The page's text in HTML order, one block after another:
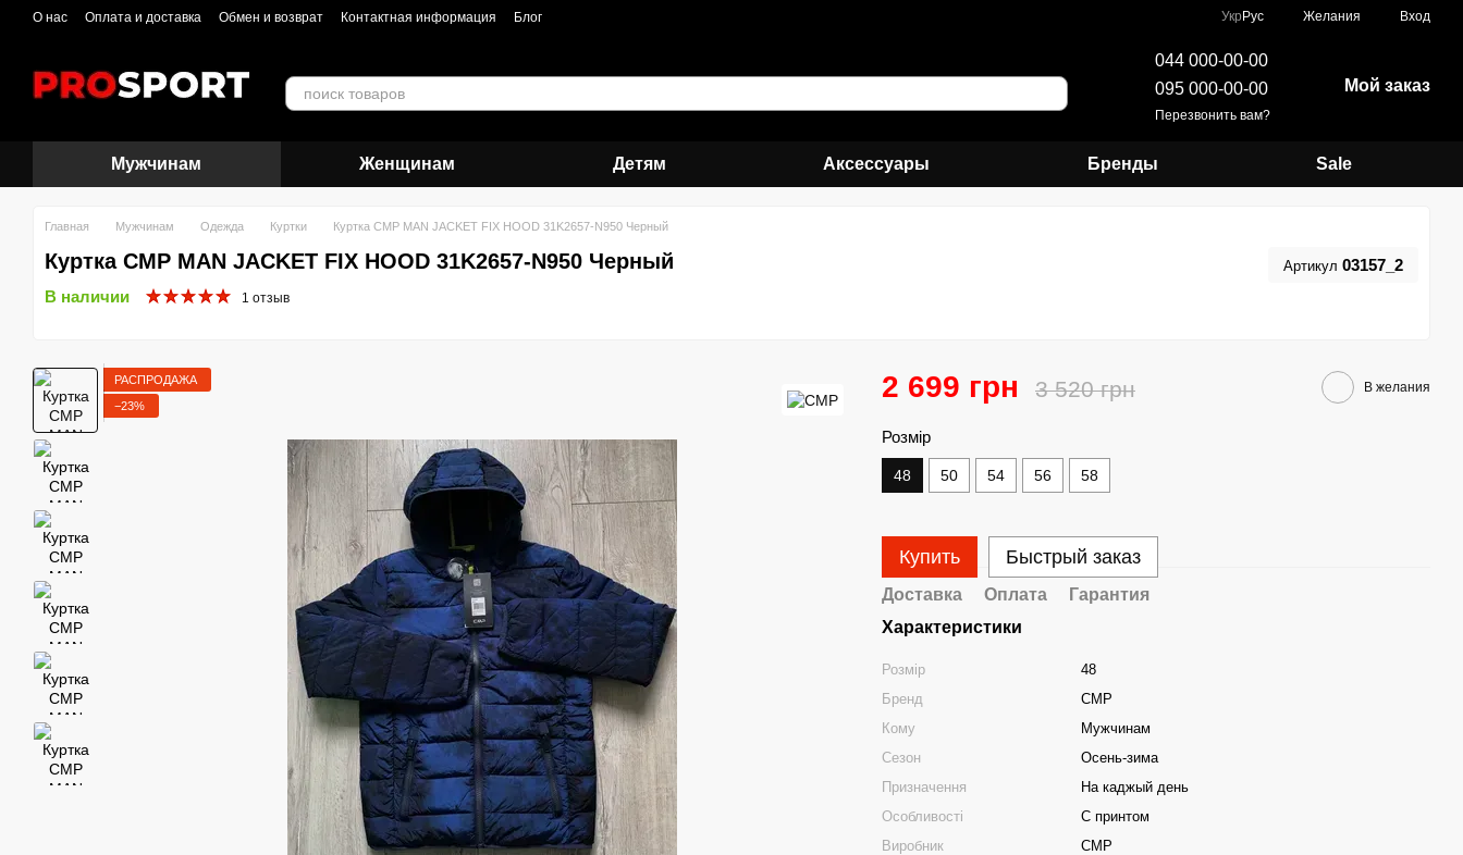
Перейти к основному контенту
О нас Оплата и доставка Обмен и возврат Контактная информация Блог Укр Рус Желания Вход
044 000-00-00
095 000-00-00
Перезвонить вам?
Мой заказ
Мужчинам Женщинам Детям Аксессуары Бренды Sale
Главная Мужчинам Одежда Куртки Куртка CMP MAN JACKET FIX HOOD 31K2657-N950 Черный
Куртка CMP MAN JACKET FIX HOOD 31K2657-N950 Черный Артикул 03157_2
В наличии
1 отзыв
РАСПРОДАЖА
−23%
2 699 грн 3 520 грн В желания
Розмір
48 50 54 56 58
Купить Быстрый заказ
Доставка Оплата
Гарантия
Характеристики
Розмір
48
Бренд
CMP
Кому
Мужчинам
Сезон
Осень-зима
Призначення
На каджый день
Особливості
С принтом
Виробник
CMP